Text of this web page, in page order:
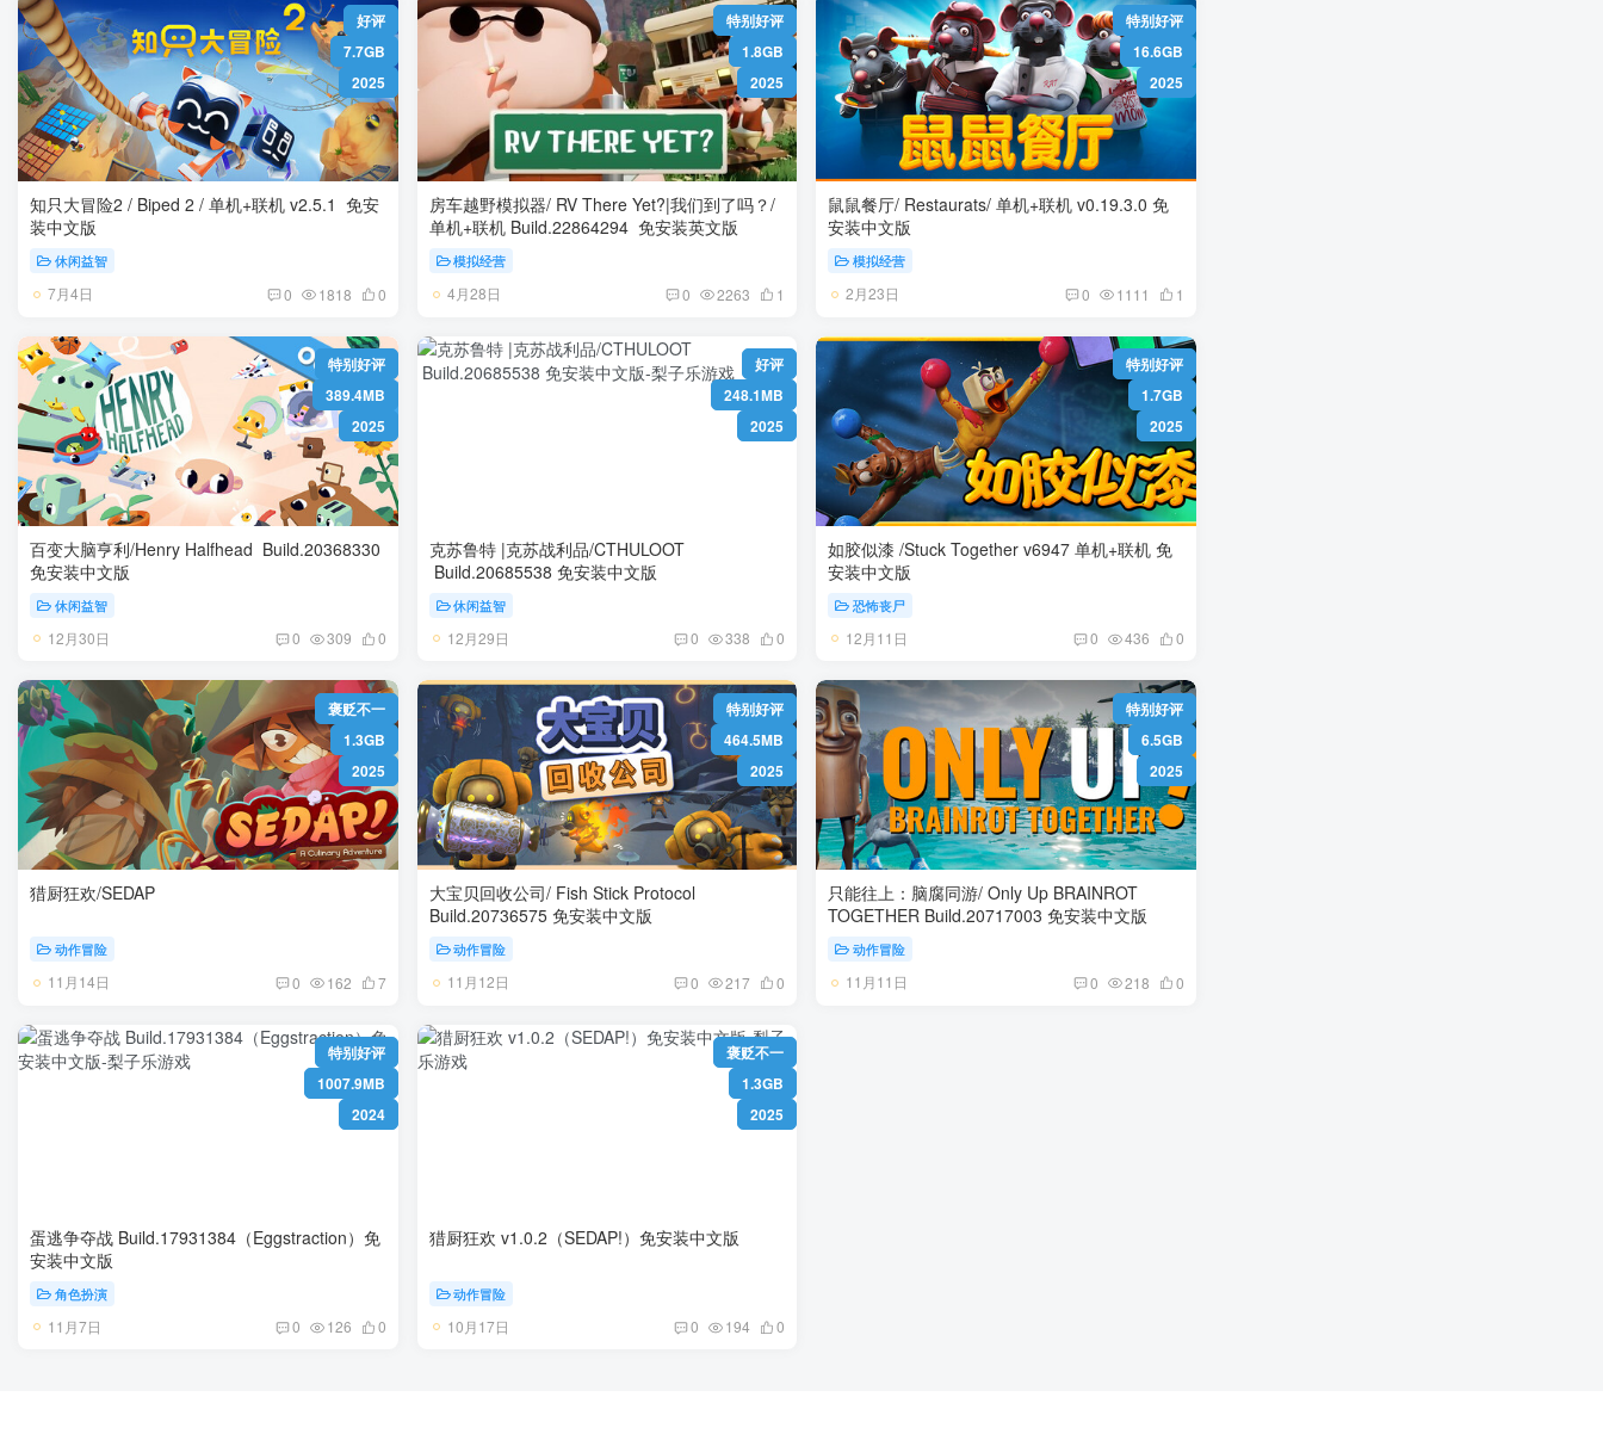
好评
7.7GB
2025
知只大冒险2 / Biped 2 / 单机+联机 v2.5.1 免安
装中文版
休闲益智
7月4日 0 1818 0
特别好评
1.8GB
2025
房车越野模拟器/ RV There Yet?|我们到了吗？/
单机+联机 Build.22864294 免安装英文版
模拟经营
4月28日 0 2263 1
特别好评
16.6GB
2025
鼠鼠餐厅/ Restaurats/ 单机+联机 v0.19.3.0 免
安装中文版
模拟经营
2月23日 0 1111 1
特别好评
389.4MB
2025
百变大脑亨利/Henry Halfhead Build.20368330
免安装中文版
休闲益智
12月30日 0 309 0
好评
248.1MB
2025
克苏鲁特 |克苏战利品/CTHULOOT
Build.20685538 免安装中文版
休闲益智
12月29日 0 338 0
特别好评
1.7GB
2025
如胶似漆 /Stuck Together v6947 单机+联机 免
安装中文版
恐怖丧尸
12月11日 0 436 0
褒贬不一
1.3GB
2025
猎厨狂欢/SEDAP
动作冒险
11月14日 0 162 7
特别好评
464.5MB
2025
大宝贝回收公司/ Fish Stick Protocol
Build.20736575 免安装中文版
动作冒险
11月12日 0 217 0
特别好评
6.5GB
2025
只能往上：脑腐同游/ Only Up BRAINROT
TOGETHER Build.20717003 免安装中文版
动作冒险
11月11日 0 218 0
特别好评
1007.9MB
2024
蛋逃争夺战 Build.17931384（Eggstraction）免
安装中文版
角色扮演
11月7日 0 126 0
褒贬不一
1.3GB
2025
猎厨狂欢 v1.0.2（SEDAP!）免安装中文版
动作冒险
10月17日 0 194 0